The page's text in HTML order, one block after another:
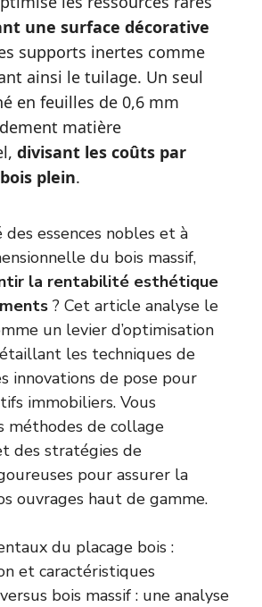
une surface décorative
supports inertes comme
ainsi le tuilage. Un seul
en feuilles de 0,6 mm
matière
divisant les coûts par
plein.
des essences nobles et à
du bois massif,
la rentabilité esthétique
? Cet article analyse le
un levier d’optimisation
les techniques de
innovations de pose pour
immobiliers. Vous
méthodes de collage
des stratégies de
pour assurer la
ouvrages haut de gamme.
du placage bois :
et caractéristiques
bois massif : une analyse